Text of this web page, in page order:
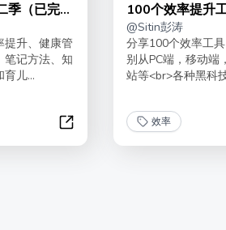
季（已完
提升、健康管
笔记方法、知
儿...
天使鱼的成长复盘 · 第二季（
100个效率提升
@Sitin彭涛
分享100个效率工
别从PC端，移动端
站等<br>各种黑科
效率